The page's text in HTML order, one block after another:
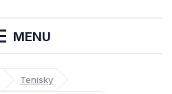
MENU
Tenisky